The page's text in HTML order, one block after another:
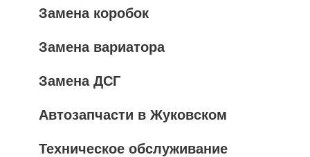
Замена коробок
Замена вариатора
Замена ДСГ
Автозапчасти в Жуковском
Техническое обслуживание